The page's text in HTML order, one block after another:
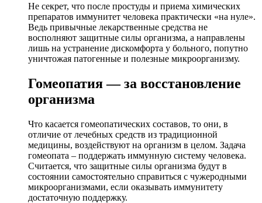
Не секрет, что после простуды и приема химических
препаратов иммунитет человека практически «на нуле».
Ведь привычные лекарственные средства не
восполняют защитные силы организма, а направлены
лишь на устранение дискомфорта у больного, попутно
уничтожая патогенные и полезные микроорганизму.
Гомеопатия — за восстановление
организма
Что касается гомеопатических составов, то они, в
отличие от лечебных средств из традиционной
медицины, воздействуют на организм в целом. Задача
гомеопата – поддержать иммунную систему человека.
Считается, что защитные силы организма будут в
состоянии самостоятельно справиться с чужеродными
микроорганизмами, если оказывать иммунитету
достаточную поддержку.